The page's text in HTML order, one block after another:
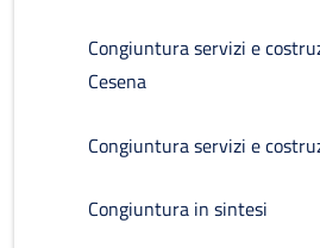
Congiuntura servizi e
Cesena
Congiuntura servizi e
Congiuntura in sintesi